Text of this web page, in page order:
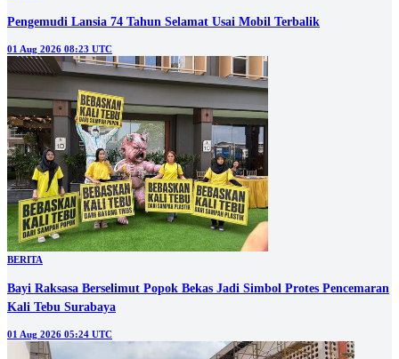
Pengemudi Lansia 74 Tahun Selamat Usai Mobil Terbalik
01 Aug 2026 08:23 UTC
BERITA
Bayi Raksasa Berselimut Popok Bekas Jadi Simbol Protes Pencemaran
Kali Tebu Surabaya
01 Aug 2026 05:24 UTC